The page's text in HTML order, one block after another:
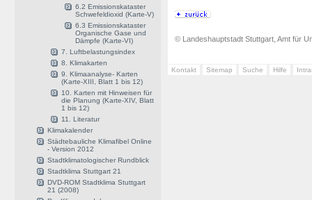
6.2 Emissionskataster
Schwefeldioxid (Karte-V)
6.3 Emissionskataster
Organische Gase und
Dämpfe (Karte-VI)
7. Luftbelastungsindex
8. Klimakarten
9. Klimaanalyse- Karten
(Karte-XIII, Blatt 1 bis 12)
10. Karten mit Hinweisen für
die Planung (Karte-XIV, Blatt
1 bis 12)
11. Literatur
Klimakalender
Städtebauliche Klimafibel Online
- Version 2012
Stadtklimatologischer Rundblick
Stadtklima Stuttgart 21
DVD-ROM Stadtklima Stuttgart
21 (2008)
© Landeshauptstadt Stuttgart, Amt für
Kontakt Sitemap Suche Hilfe